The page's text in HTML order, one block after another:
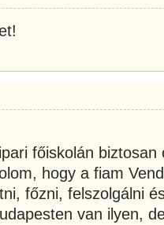
főiskolán
hogy a fiam
főzni, felszolgálni
van ilyen,